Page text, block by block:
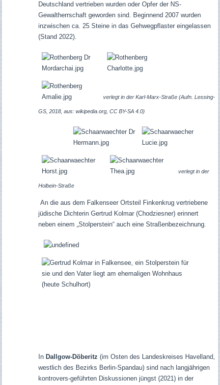
Deutschland vertrieben wurden oder Opfer der NS-
Gewaltherrschaft geworden sind. Beginnend 2007 wurden
inzwischen ca. 25 Steine in das Gehwegpflaster eingelassen
(Stand 2022).
verlegt in der Karl-Marx-Straße (Aufn. Lessing-
GS, 2018, aus: wikipedia.org, CC BY-SA 4.0)
verlegt in der
Holbein-Straße
An die aus dem Falkenseer Ortsteil Finkenkrug vertriebene
jüdische Dichterin Gertrud Kolmar (Chodziesner) erinnert
neben einem „Stolperstein“ auch eine Straßenbezeichnung.
In Dallgow-Döberitz (im Osten des Landeskreises Havelland,
westlich des Bezirks Berlin-Spandau) sind nach langjährigen
kontrovers-geführten Diskussionenjüngst (2021) in der